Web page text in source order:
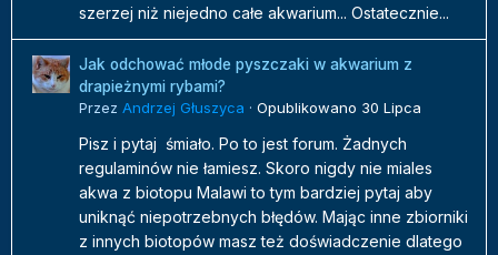
szerzej niż niejedno całe akwarium... Ostatecznie...
Jak odchować młode pyszczaki w akwarium z
drapieżnymi rybami?
Przez Andrzej Głuszyca · Opublikowano 30 Lipca
Pisz i pytaj śmiało. Po to jest forum. Żadnych
regulaminów nie łamiesz. Skoro nigdy nie miales
akwa z biotopu Malawi to tym bardziej pytaj aby
uniknąć niepotrzebnych błędów. Mając inne zbiorniki
z innych biotopów masz też doświadczenie dlatego